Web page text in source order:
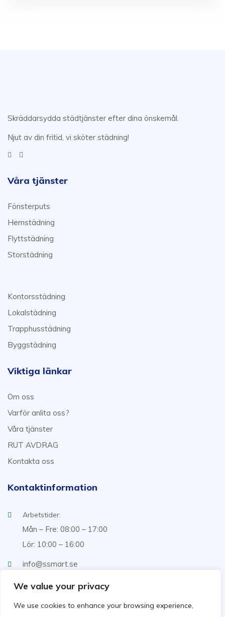
We value your privacy
We use cookies to enhance your browsing experience,
Skräddarsydda städtjänster efter dina önskemål.
Njut av din fritid, vi sköter städning!
Våra tjänster
Fönsterputs
Hemstädning
Flyttstädning
Storstädning
Kontorsstädning
Lokalstädning
Trapphusstädning
Byggstädning
Viktiga länkar
Om oss
Varför anlita oss?
Våra tjänster
RUT AVDRAG
Kontakta oss
Kontaktinformation
Arbetstider:
Mån – Fre: 08:00 – 17:00
Lör: 10:00 – 16:00
info@ssmart.se
+46707322222